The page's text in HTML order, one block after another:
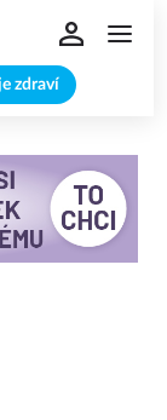
zdraví